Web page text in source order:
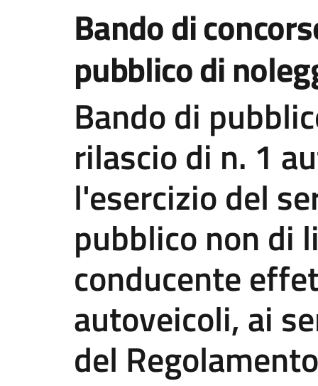
Bando di
pubblico di
Bando di
rilascio di n. 1
l'esercizio del
pubblico non di
conducente
autoveicoli, ai
del